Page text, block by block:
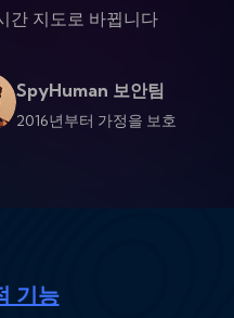
간 지도로 바뀝니다
SpyHuman 보안팀
2016년부터 가정을 보호
기능